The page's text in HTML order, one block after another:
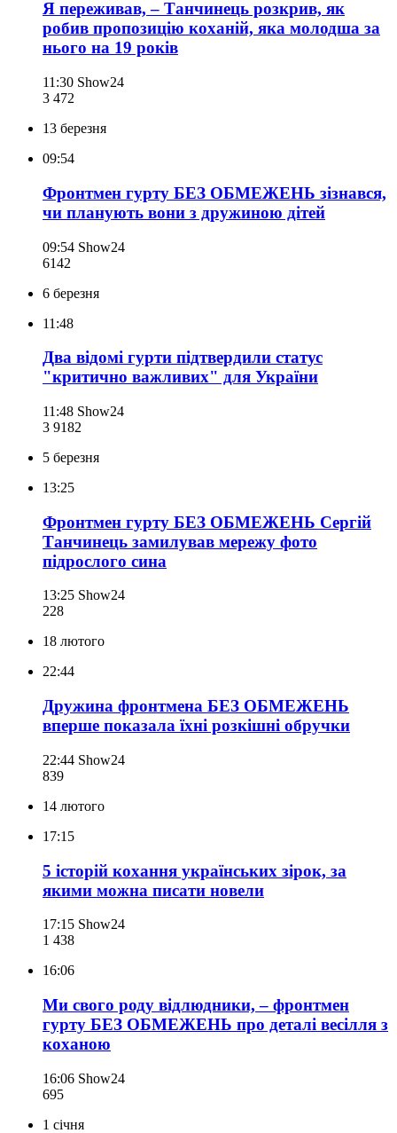
Я переживав, – Танчинець розкрив, як
робив пропозицію коханій, яка молодша за
нього на 19 років
11:30 Show24
3 472
13 березня
09:54
Фронтмен гурту БЕЗ ОБМЕЖЕНЬ зізнався,
чи планують вони з дружиною дітей
09:54 Show24
6142
6 березня
11:48
Два відомі гурти підтвердили статус
"критично важливих" для України
11:48 Show24
3 9182
5 березня
13:25
Фронтмен гурту БЕЗ ОБМЕЖЕНЬ Сергій
Танчинець замилував мережу фото
підрослого сина
13:25 Show24
228
18 лютого
22:44
Дружина фронтмена БЕЗ ОБМЕЖЕНЬ
вперше показала їхні розкішні обручки
22:44 Show24
839
14 лютого
17:15
5 історій кохання українських зірок, за
якими можна писати новели
17:15 Show24
1 438
16:06
Ми свого роду відлюдники, – фронтмен
гурту БЕЗ ОБМЕЖЕНЬ про деталі весілля з
коханою
16:06 Show24
695
1 січня